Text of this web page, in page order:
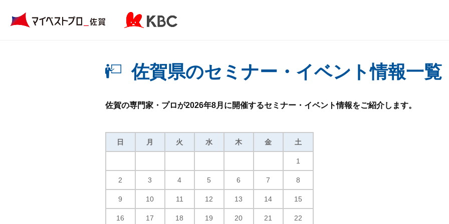
佐賀県のセミナー・イベント情報一覧
佐賀の専門家・プロが2026年8月に開催するセミナー・イベント情報をご紹介します。
日 月 火 水 木 金 土
1
2 3 4 5 6 7 8
9 10 11 12 13 14 15
16 17 18 19 20 21 22